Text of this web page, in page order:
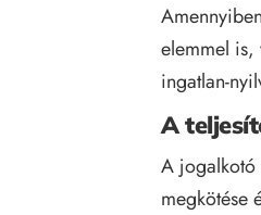
elemmel is,
ingatlan-
A
A jogalkotó
megkötése